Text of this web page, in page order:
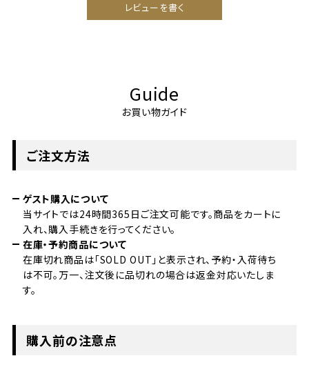
レビューを書く
Guide
お買い物ガイド
ご注文方法
ゲスト購入について
当サイトでは24時間365日ご注文可能です。商品をカートに
入れ、購入手続きを行ってください。
在庫・予約商品について
在庫切れ商品は「SOLD OUT」と表示され、予約・入荷待ち
は不可。万一、注文後に品切れの場合は返金対応いたしま
す。
購入前の注意点